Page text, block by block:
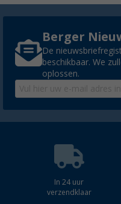
Berger
De
beschikbaar. We
oplossen.
In 24 uur
verzendklaar